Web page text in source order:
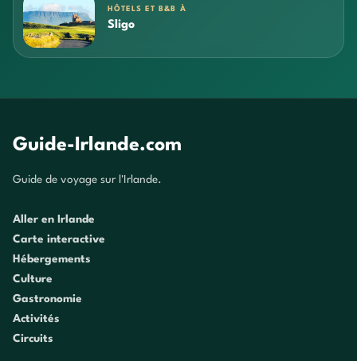
HÔTELS ET B&B À
Sligo
Guide-Irlande.com
Guide de voyage sur l'Irlande.
Aller en Irlande
Carte interactive
Hébergements
Culture
Gastronomie
Activités
Circuits